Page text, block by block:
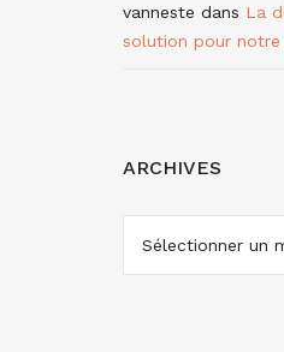
vanneste dans La
solution pour notre
ARCHIVES
ARCHIVES